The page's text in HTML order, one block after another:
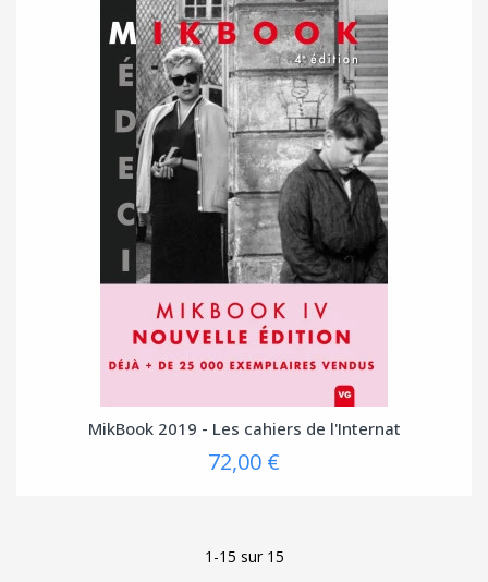
MikBook 2019 - Les cahiers de l'Internat
72,00 €
1-15 sur 15